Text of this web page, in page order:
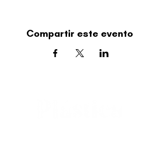
Compartir este evento